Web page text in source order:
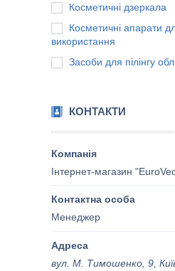
Косметичні дзеркала
Косметичні апарати
використання
Засоби для пілінгу
КОНТАКТИ
Інтернет-магазин
Менеджер
вул. М. Тимошенко, 9,